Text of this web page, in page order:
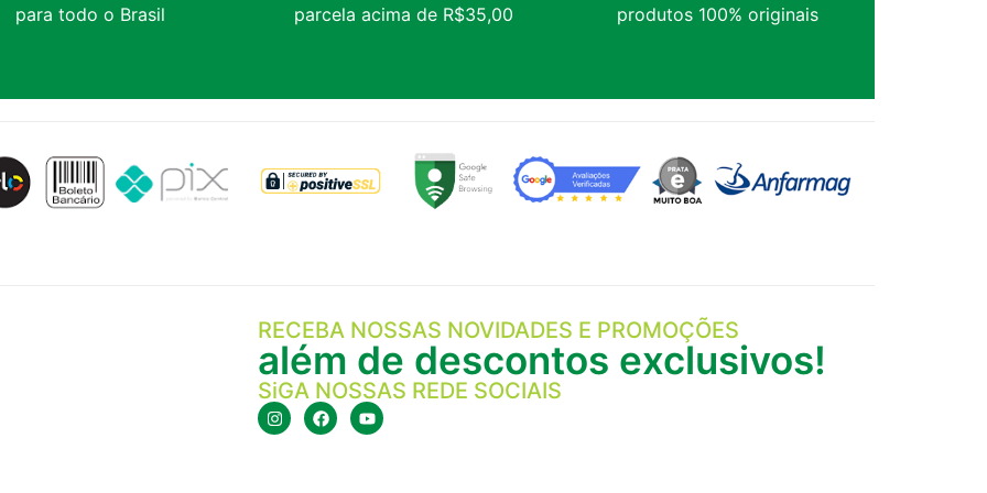
para todo o Brasil parcela acima de R$35,00 produtos 100% originais
RECEBA NOSSAS NOVIDADES E PROMOÇÕES
além de descontos exclusivos!
SiGA NOSSAS REDE SOCIAIS